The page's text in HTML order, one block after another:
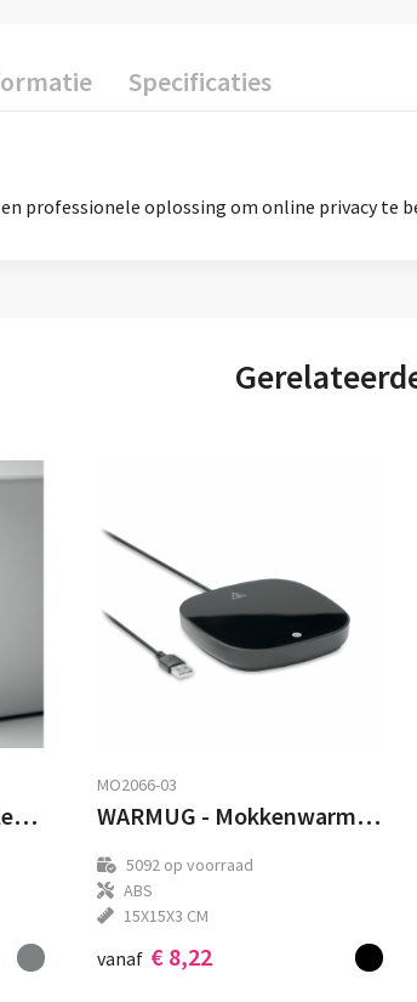
Specificaties
en professionele oplossing om online privacy
GADA - Magnetische telefoonhouder
MO2066-03
WARMUG - Mokkenwarmer in ABS
5092op voorraad
ABS
15X15X3 CM
vanaf € 8,22